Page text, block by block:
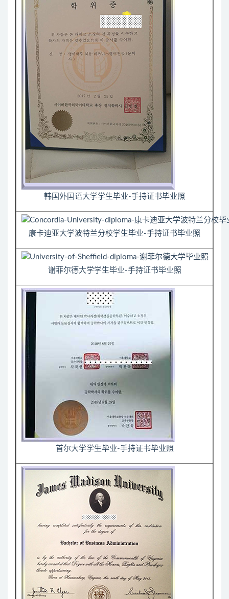
韩国外国语大学学生毕业-手持证书毕业照
康卡迪亚大学波特兰分校学生毕业-手持证书毕业照
谢菲尔德大学学生毕业-手持证书毕业照
首尔大学学生毕业-手持证书毕业照